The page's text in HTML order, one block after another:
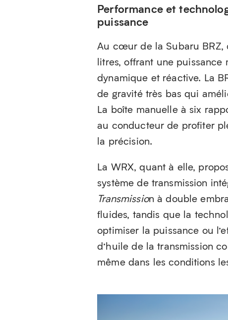
Performance et
puissance
Au cœur de la Subaru BRZ,
litres, offrant une puissance
dynamique et réactive. La
de gravité très bas qui
La boîte manuelle à six
au conducteur de profiter
la précision.
La WRX, quant à elle,
système de transmission
Transmission à double
fluides, tandis que la
optimiser la puissance ou
d’huile de la transmission
même dans les conditions